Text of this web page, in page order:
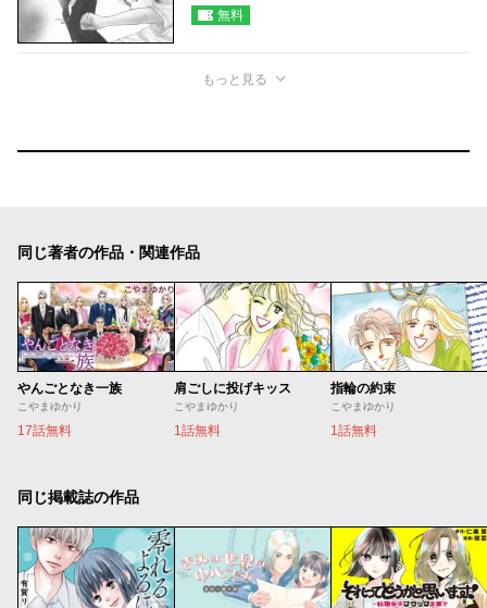
無料
もっと見る
同じ著者の作品・関連作品
やんごとなき一族
こやまゆかり
17話無料
肩ごしに投げキッス
こやまゆかり
1話無料
指輪の約束
こやまゆかり
1話無料
同じ掲載誌の作品